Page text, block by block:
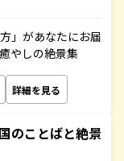
」があなたにお届
やしの絶景集
詳細を見る
のことばと絶景